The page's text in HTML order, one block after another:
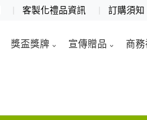
客製化禮品資訊 訂購須知
獎盃獎牌 宣傳贈品 商